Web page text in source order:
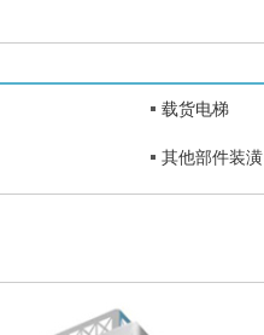
载货电梯
其他部件装潢